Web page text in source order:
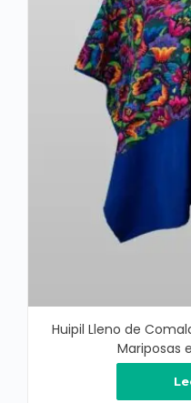
Huipil Lleno de
Mariposas